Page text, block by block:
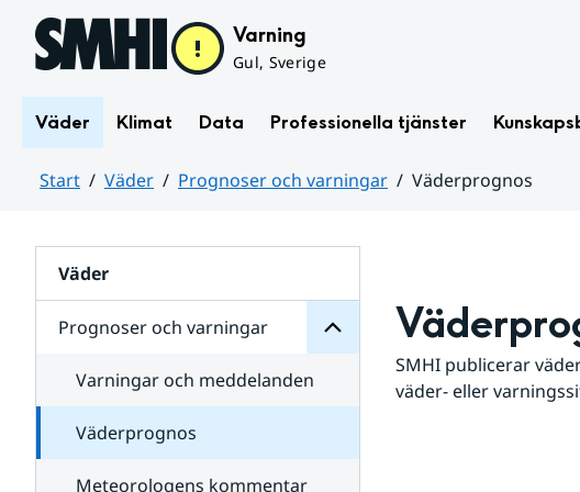
Hoppa till sidans innehåll Varning
Gul, Sverige
Väder Klimat Data Professionella tjänster
Start Väder Prognoser och varningar
Väderprognos
Väder
Prognoser och varningar
för
varningar
Varningar och meddelanden
Väderprognos
Meteorologens kommentar
SMHI publicerar
väder- eller